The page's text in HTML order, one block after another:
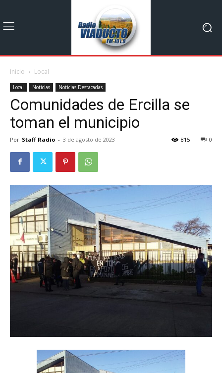
Inicio Local
Local Noticias Noticias Destacadas
Comunidades de Ercilla se
toman el municipio
Por Staff Radio - 3 de agosto de 2023 0
815